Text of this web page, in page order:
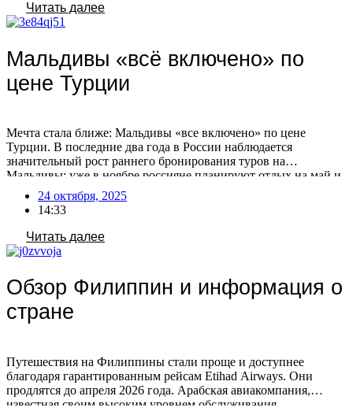
Читать далее
Мальдивы «всё включено» по
цене Турции
Мечта стала ближе: Мальдивы «все включено» по цене
Турции. В последние два года в России наблюдается
значительный рост раннего бронирования туров на
Мальдивы: уже в ноябре россияне планируют отдых на май и
лето. На Мальдивах появляются отели, предлагающие сервис
в стиле турецких, по сопоставимым или даже более низким
ценам! Сезонные различия в составе отдыхающих Есть […]
24 октября, 2025
14:33
Читать далее
Обзор Филиппин и информация о
стране
Путешествия на Филиппины стали проще и доступнее
благодаря гарантированным рейсам Etihad Airways. Они
продлятся до апреля 2026 года. Арабская авиакомпания,
известная своим высоким уровнем обслуживания,